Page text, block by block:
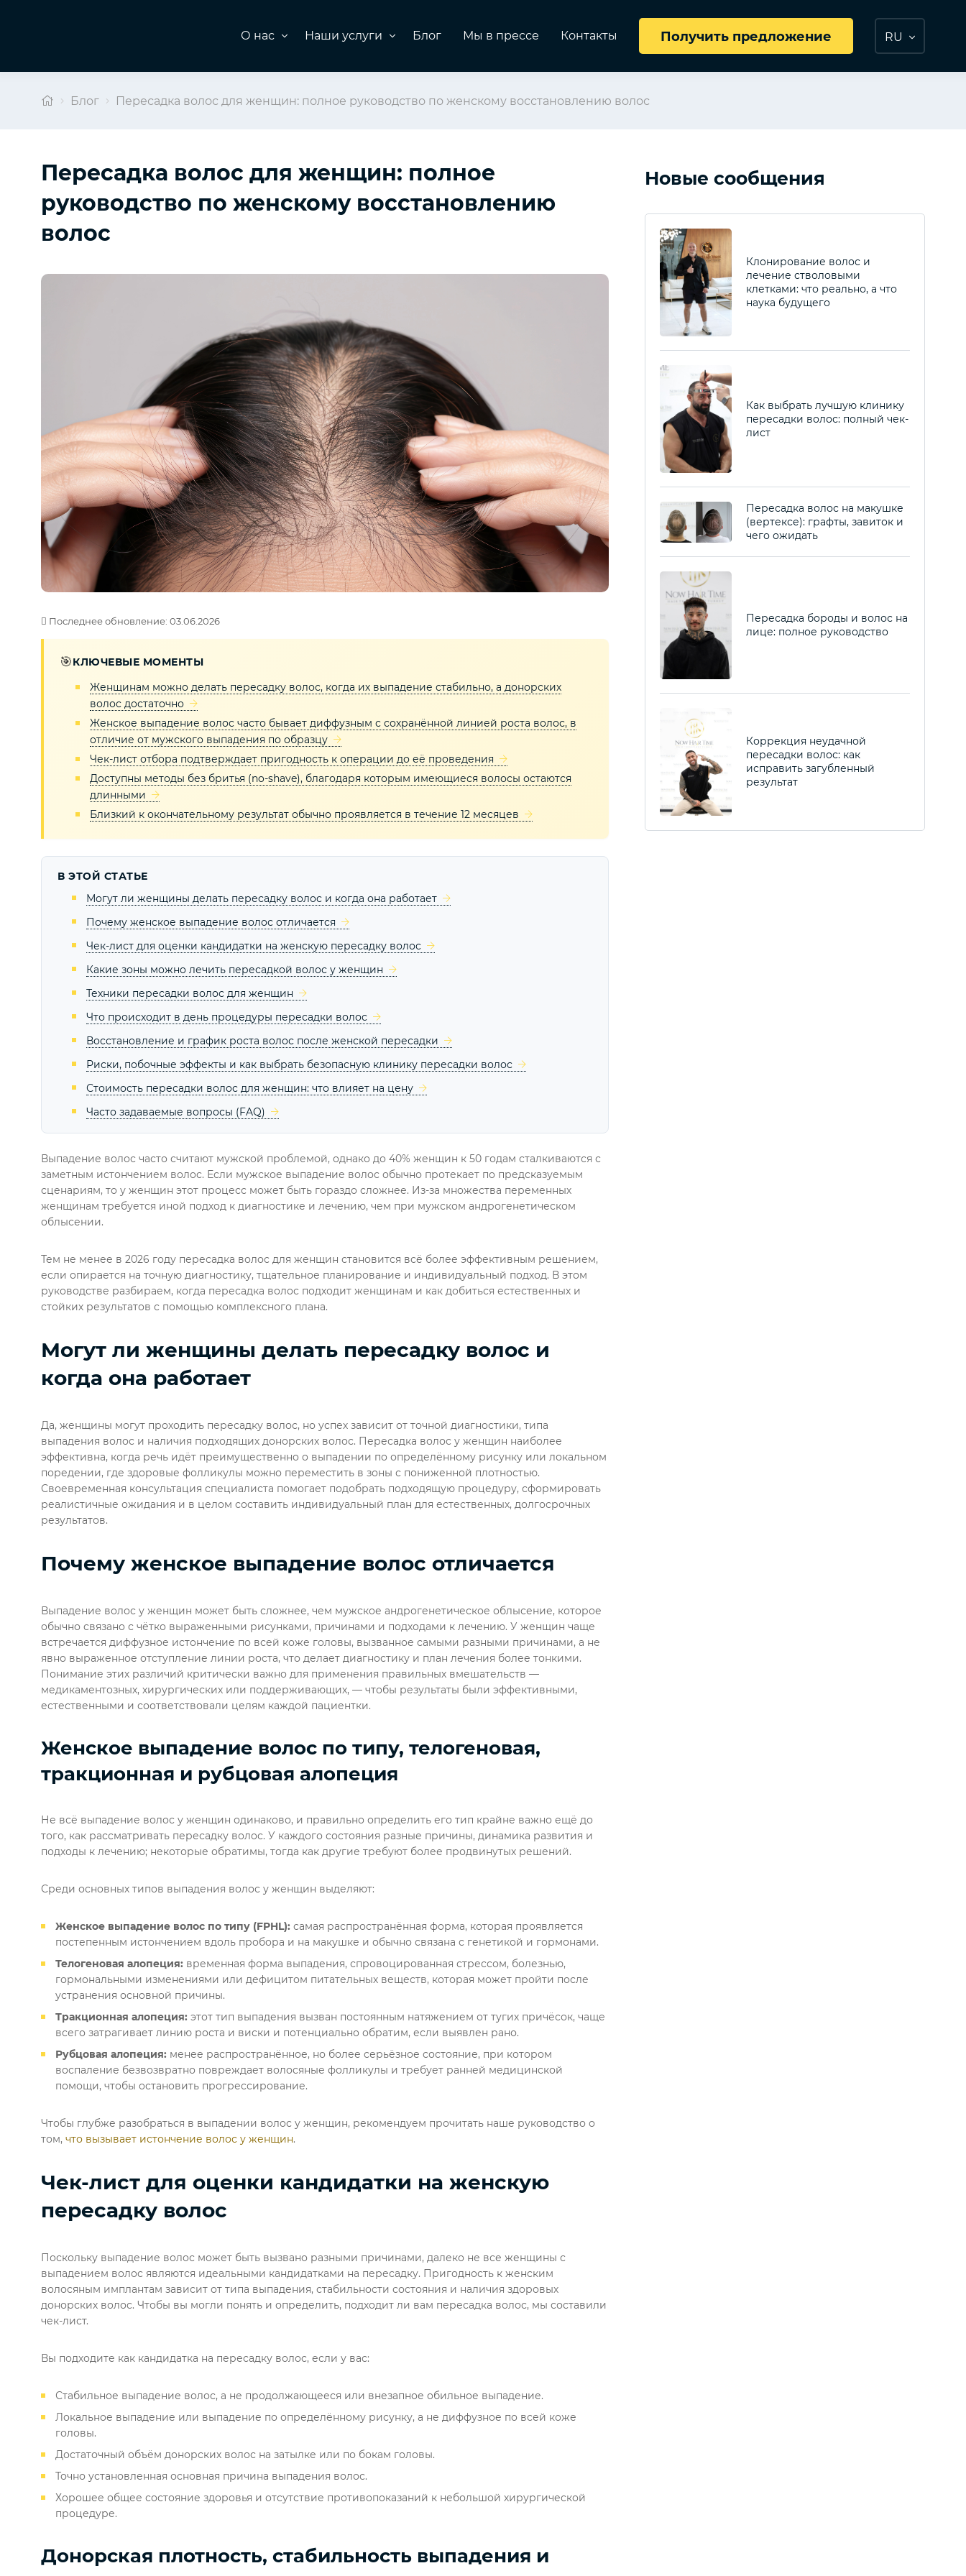
О нас Наши услуги Блог Мы в прессе Контакты Получить предложение RU
Блог Пересадка волос для женщин: полное руководство по женскому восстановлению волос
Пересадка волос для женщин: полное
руководство по женскому восстановлению
волос
Последнее обновление: 03.06.2026
🎯КЛЮЧЕВЫЕ МОМЕНТЫ
Женщинам можно делать пересадку волос, когда их выпадение стабильно, а донорских
волос достаточно
Женское выпадение волос часто бывает диффузным с сохранённой линией роста волос, в
отличие от мужского выпадения по образцу
Чек-лист отбора подтверждает пригодность к операции до её проведения
Доступны методы без бритья (no-shave), благодаря которым имеющиеся волосы остаются
длинными
Близкий к окончательному результат обычно проявляется в течение 12 месяцев
В ЭТОЙ СТАТЬЕ
Могут ли женщины делать пересадку волос и когда она работает
Почему женское выпадение волос отличается
Чек-лист для оценки кандидатки на женскую пересадку волос
Какие зоны можно лечить пересадкой волос у женщин
Техники пересадки волос для женщин
Что происходит в день процедуры пересадки волос
Восстановление и график роста волос после женской пересадки
Риски, побочные эффекты и как выбрать безопасную клинику пересадки волос
Стоимость пересадки волос для женщин: что влияет на цену
Часто задаваемые вопросы (FAQ)
Выпадение волос часто считают мужской проблемой, однако до 40% женщин к 50 годам сталкиваются с
заметным истончением волос. Если мужское выпадение волос обычно протекает по предсказуемым
сценариям, то у женщин этот процесс может быть гораздо сложнее. Из-за множества переменных
женщинам требуется иной подход к диагностике и лечению, чем при мужском андрогенетическом
облысении.
Тем не менее в 2026 году пересадка волос для женщин становится всё более эффективным решением,
если опирается на точную диагностику, тщательное планирование и индивидуальный подход. В этом
руководстве разбираем, когда пересадка волос подходит женщинам и как добиться естественных и
стойких результатов с помощью комплексного плана.
Могут ли женщины делать пересадку волос и
когда она работает
Да, женщины могут проходить пересадку волос, но успех зависит от точной диагностики, типа
выпадения волос и наличия подходящих донорских волос. Пересадка волос у женщин наиболее
эффективна, когда речь идёт преимущественно о выпадении по определённому рисунку или локальном
поредении, где здоровые фолликулы можно переместить в зоны с пониженной плотностью.
Своевременная консультация специалиста помогает подобрать подходящую процедуру, сформировать
реалистичные ожидания и в целом составить индивидуальный план для естественных, долгосрочных
результатов.
Почему женское выпадение волос отличается
Выпадение волос у женщин может быть сложнее, чем мужское андрогенетическое облысение, которое
обычно связано с чётко выраженными рисунками, причинами и подходами к лечению. У женщин чаще
встречается диффузное истончение по всей коже головы, вызванное самыми разными причинами, а не
явно выраженное отступление линии роста, что делает диагностику и план лечения более тонкими.
Понимание этих различий критически важно для применения правильных вмешательств —
медикаментозных, хирургических или поддерживающих, — чтобы результаты были эффективными,
естественными и соответствовали целям каждой пациентки.
Женское выпадение волос по типу, телогеновая,
тракционная и рубцовая алопеция
Не всё выпадение волос у женщин одинаково, и правильно определить его тип крайне важно ещё до
того, как рассматривать пересадку волос. У каждого состояния разные причины, динамика развития и
подходы к лечению; некоторые обратимы, тогда как другие требуют более продвинутых решений.
Среди основных типов выпадения волос у женщин выделяют:
Женское выпадение волос по типу (FPHL): самая распространённая форма, которая проявляется
постепенным истончением вдоль пробора и на макушке и обычно связана с генетикой и гормонами.
Телогеновая алопеция: временная форма выпадения, спровоцированная стрессом, болезнью,
гормональными изменениями или дефицитом питательных веществ, которая может пройти после
устранения основной причины.
Тракционная алопеция: этот тип выпадения вызван постоянным натяжением от тугих причёсок, чаще
всего затрагивает линию роста и виски и потенциально обратим, если выявлен рано.
Рубцовая алопеция: менее распространённое, но более серьёзное состояние, при котором
воспаление безвозвратно повреждает волосяные фолликулы и требует ранней медицинской
помощи, чтобы остановить прогрессирование.
Чтобы глубже разобраться в выпадении волос у женщин, рекомендуем прочитать наше руководство о
том, что вызывает истончение волос у женщин.
Чек-лист для оценки кандидатки на женскую
пересадку волос
Поскольку выпадение волос может быть вызвано разными причинами, далеко не все женщины с
выпадением волос являются идеальными кандидатками на пересадку. Пригодность к женским
волосяным имплантам зависит от типа выпадения, стабильности состояния и наличия здоровых
донорских волос. Чтобы вы могли понять и определить, подходит ли вам пересадка волос, мы составили
чек-лист.
Вы подходите как кандидатка на пересадку волос, если у вас:
Стабильное выпадение волос, а не продолжающееся или внезапное обильное выпадение.
Локальное выпадение или выпадение по определённому рисунку, а не диффузное по всей коже
головы.
Достаточный объём донорских волос на затылке или по бокам головы.
Точно установленная основная причина выпадения волос.
Хорошее общее состояние здоровья и отсутствие противопоказаний к небольшой хирургической
процедуре.
Донорская плотность, стабильность выпадения и
Новые сообщения
Клонирование волос и
лечение стволовыми
клетками: что реально, а что
наука будущего
Как выбрать лучшую клинику
пересадки волос: полный чек-
лист
Пересадка волос на макушке
(вертексе): графты, завиток и
чего ожидать
Пересадка бороды и волос на
лице: полное руководство
Коррекция неудачной
пересадки волос: как
исправить загубленный
результат